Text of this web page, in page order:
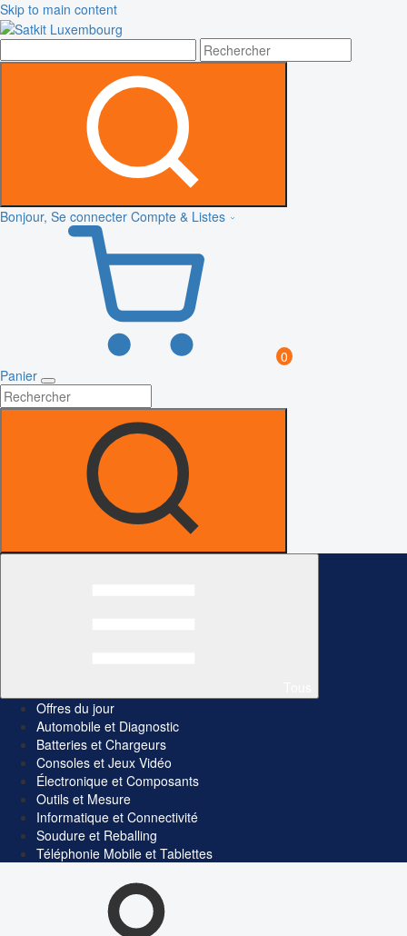
Skip to main content
Bonjour, Se connecter Compte & Listes
0
Panier
Offres du jour
Automobile et Diagnostic
Batteries et Chargeurs
Consoles et Jeux Vidéo
Électronique et Composants
Outils et Mesure
Informatique et Connectivité
Soudure et Reballing
Téléphonie Mobile et Tablettes